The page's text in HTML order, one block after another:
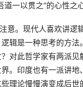
道一以贯之”的心性之
意。现代人喜欢讲逻
辑是一种思考的方
对此哲学家有两派
。印度也有一派讲
理论慢慢演变成后